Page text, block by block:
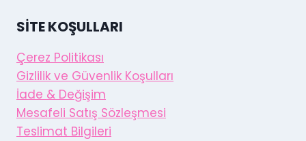
SITE KOŞULLARI
Çerez Politikası
Gizlilik ve Güvenlik Koşulları
İade & Değişim
Mesafeli Satış Sözleşmesi
Teslimat Bilgileri